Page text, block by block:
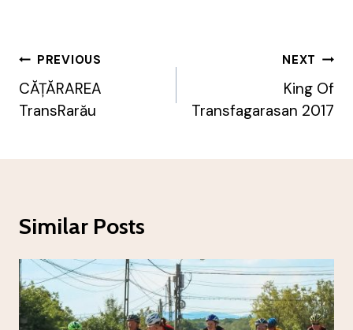
Post
Navigation
PREVIOUS
CĂȚĂRAREA
TransRarău
NEXT
King Of
Transfagarasan 2017
Similar Posts